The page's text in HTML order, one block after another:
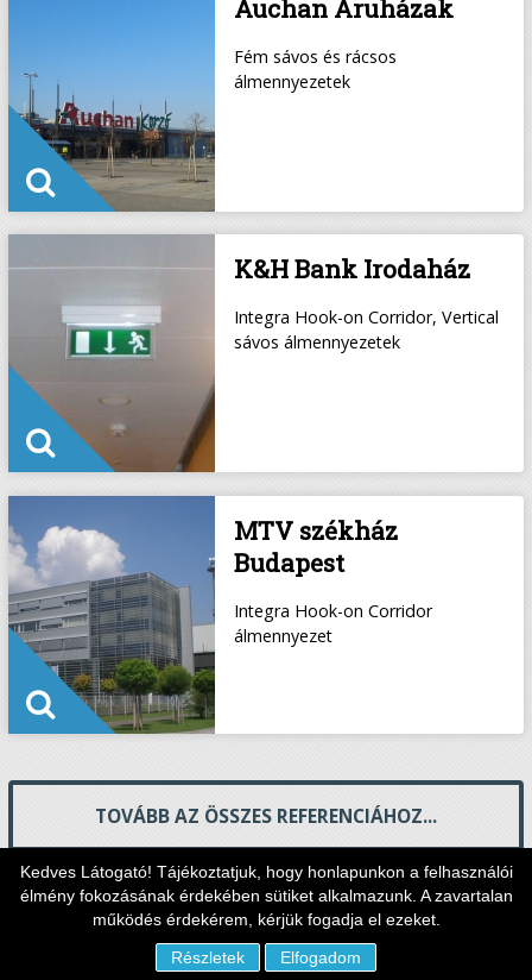
Kedves Látogató! Tájékoztatjuk, hogy honlapunkon a felhasználói
élmény fokozásának érdekében sütiket alkalmazunk. A zavartalan
működés érdekérem, kérjük fogadja el ezeket.
Részletek
Elfogadom
Auchan Áruházak
Fém sávos és rácsos
álmennyezetek
K&H Bank Irodaház
Integra Hook-on Corridor, Vertical
sávos álmennyezetek
MTV székház
Budapest
Integra Hook-on Corridor
álmennyezet
TOVÁBB AZ ÖSSZES REFERENCIÁHOZ...